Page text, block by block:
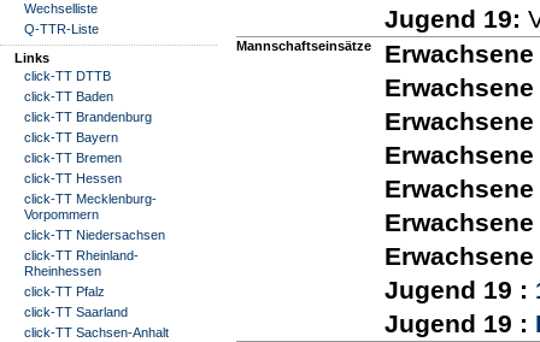
Wechselliste
Q-TTR-Liste
Links
click-TT DTTB
click-TT Baden
click-TT Brandenburg
click-TT Bayern
click-TT Bremen
click-TT Hessen
click-TT Mecklenburg-
Vorpommern
click-TT Niedersachsen
click-TT Rheinland-
Rheinhessen
click-TT Pfalz
click-TT Saarland
click-TT Sachsen-Anhalt
Jugend 19:
Mannschaftseinsätze
Erwachsene
Erwachsene
Erwachsene
Erwachsene
Erwachsene
Erwachsene
Erwachsene
Jugend 19 :
Jugend 19 :